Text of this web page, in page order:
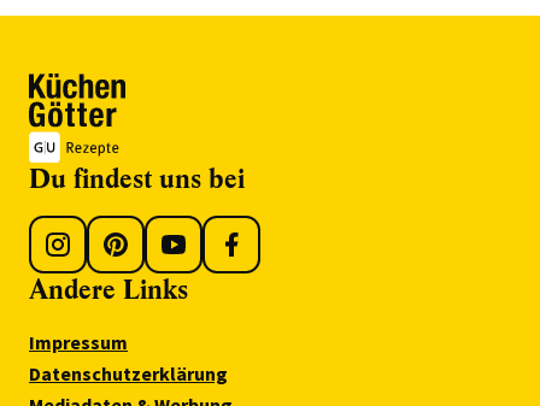
Du findest uns bei
Andere Links
Impressum
Datenschutzerklärung